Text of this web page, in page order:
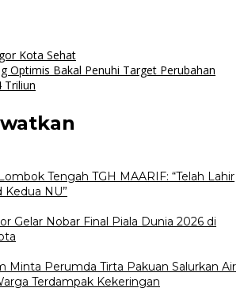
Kota Sehat
Optimis Bakal Penuhi Target Perubahan
Triliun
Tengah TGH MAARIF: “Telah Lahir
Kedua NU”
Gelar Nobar Final Piala Dunia 2026 di
Minta Perumda Tirta Pakuan Salurkan Air
Terdampak Kekeringan